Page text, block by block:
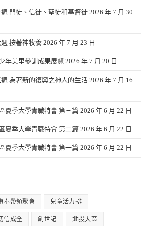
門徒、信徒、聖徒和基督徒 2026 年 7 月 30
按著神牧養 2026 年 7 月 23 日
年美里參訓成果展覽 2026 年 7 月 20 日
為著新的復興之神人的生活 2026 年 7 月 16
夏季大學青職特會 第三篇 2026 年 6 月 22 日
夏季大學青職特會 第二篇 2026 年 6 月 22 日
夏季大學青職特會 第一篇 2026 年 6 月 22 日
奉帶領聚會 兒童活力排
信成全 創世記 北投大區